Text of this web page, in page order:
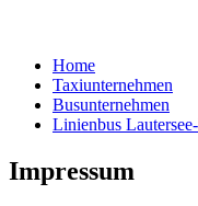
Home
Taxiunternehmen
Busunternehmen
Linienbus
Impressum